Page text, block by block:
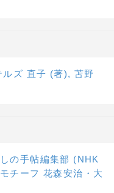
ルズ 直子 (著), 苫野
の手帖編集部 (NHK
チーフ 花森安治・大